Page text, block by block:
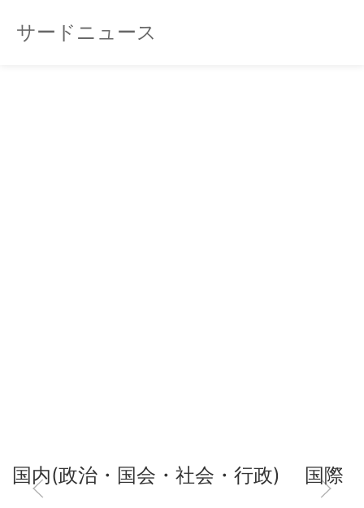
サードニュース
国内(政治・国会・社会・行政) 国際